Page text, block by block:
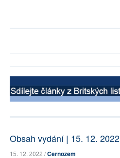
Obsah vydání | 15. 12. 2022
15. 12. 2022 /Černozem